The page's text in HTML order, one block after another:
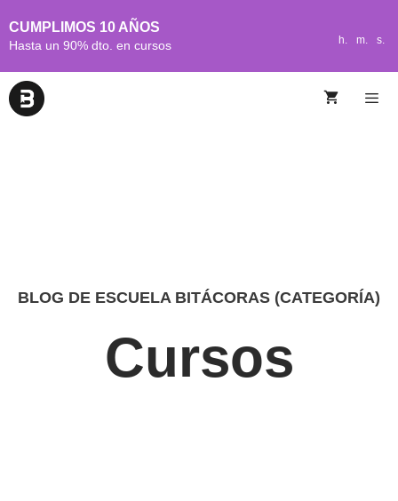
CUMPLIMOS 10 AÑOS
Hasta un 90% dto. en cursos h. m. s.
BLOG DE ESCUELA BITÁCORAS (CATEGORÍA)
Cursos